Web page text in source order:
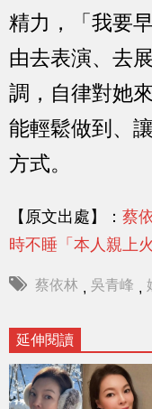
精力，「我要
由去表演、去
調，自律對她
能輕鬆做到、
方式。
【原文出處】： 蔡
時不睡「本人親上
蔡依林 吳青峰
延伸閱讀